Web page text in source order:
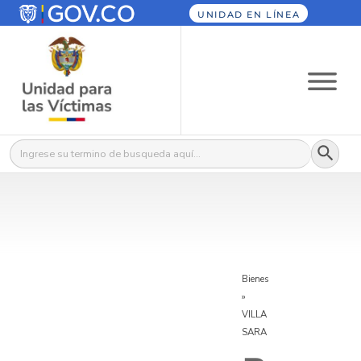
UNIDAD EN LÍNEA
Buscar: Botón
Bienes
»
VILLA
SARA